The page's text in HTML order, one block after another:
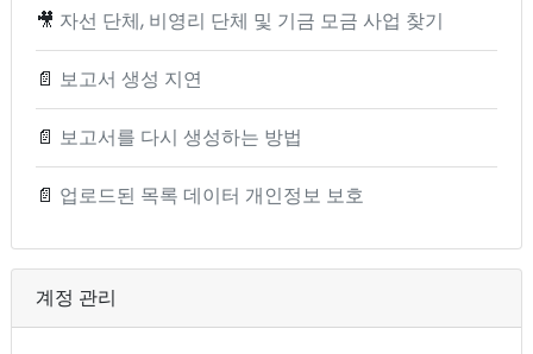
🎥 자선 단체, 비영리 단체 및 기금 모금 사업 찾기
📄 보고서 생성 지연
📄 보고서를 다시 생성하는 방법
📄 업로드된 목록 데이터 개인정보 보호
계정 관리